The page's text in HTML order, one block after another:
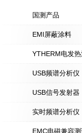
国测产品
EMI屏蔽涂料
YTHERM电发
USB频谱分析仪
USB信号发射器
实时频谱分析仪
EMC电磁兼容